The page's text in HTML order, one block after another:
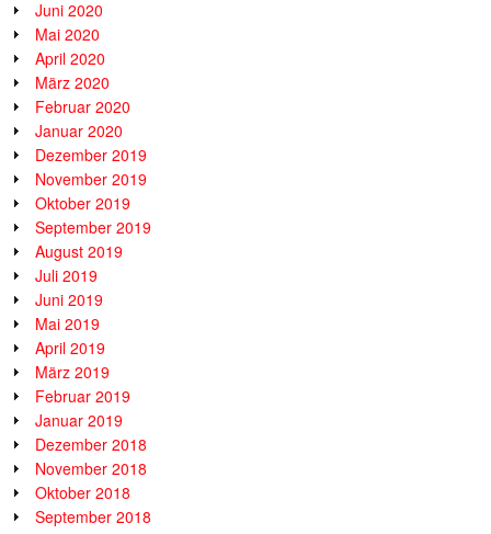
Juni 2020
Mai 2020
April 2020
März 2020
Februar 2020
Januar 2020
Dezember 2019
November 2019
Oktober 2019
September 2019
August 2019
Juli 2019
Juni 2019
Mai 2019
April 2019
März 2019
Februar 2019
Januar 2019
Dezember 2018
November 2018
Oktober 2018
September 2018